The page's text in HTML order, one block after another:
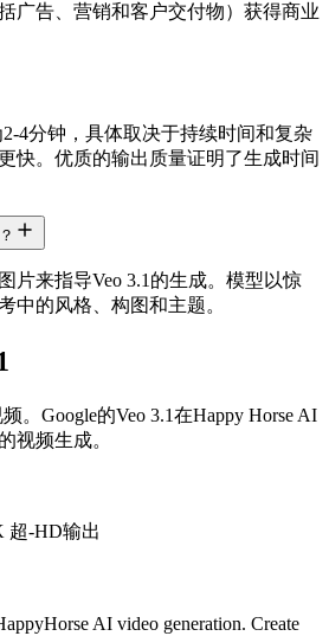
广告、营销和客户交付物）获得商业
4分钟，具体取决于持续时间和复杂
快。优质的输出质量证明了生成时间
片来指导Veo 3.1的生成。模型以惊
中的风格、构图和主题。
。Google的Veo 3.1在Happy Horse AI
视频生成。
超-HD输出
AI video generation. Create